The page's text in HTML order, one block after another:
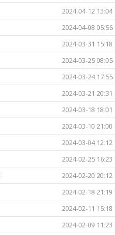
2024-04-12 13:04
2024-04-08 05:56
2024-03-31 15:18
2024-03-25 08:05
2024-03-24 17:55
2024-03-21 20:31
2024-03-18 18:01
2024-03-10 21:00
2024-03-04 12:12
2024-02-25 16:23
2024-02-20 20:12
2024-02-18 21:19
2024-02-11 15:18
2024-02-09 11:23